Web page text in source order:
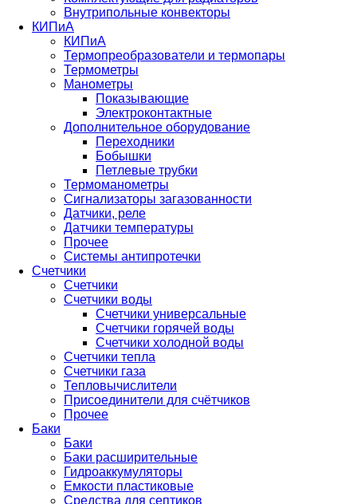
Внутрипольные конвекторы
КИПиА
КИПиА
Термопреобразователи и термопары
Термометры
Манометры
Показывающие
Электроконтактные
Дополнительное оборудование
Переходники
Бобышки
Петлевые трубки
Термоманометры
Сигнализаторы загазованности
Датчики, реле
Датчики температуры
Прочее
Системы антипротечки
Счетчики
Счетчики
Счетчики воды
Счетчики универсальные
Счетчики горячей воды
Счетчики холодной воды
Счетчики тепла
Счетчики газа
Тепловычислители
Присоединители для счётчиков
Прочее
Баки
Баки
Баки расширительные
Гидроаккумуляторы
Емкости пластиковые
Средства для септиков